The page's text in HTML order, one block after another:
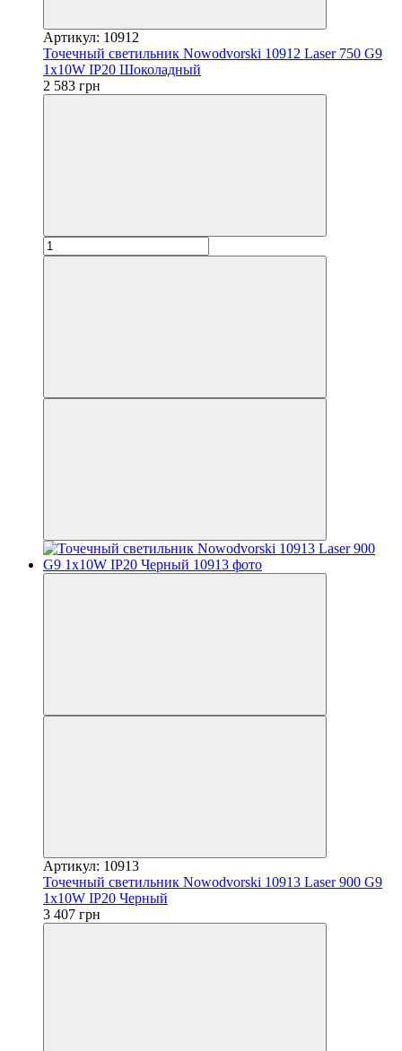
Артикул: 10912
Точечный светильник Nowodvorski 10912 Laser 750 G9
1x10W IP20 Шоколадный
2 583 грн
Артикул: 10913
Точечный светильник Nowodvorski 10913 Laser 900 G9
1x10W IP20 Черный
3 407 грн